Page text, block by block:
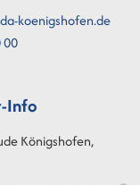
koenigshofen.de
00
Info
Königshofen,